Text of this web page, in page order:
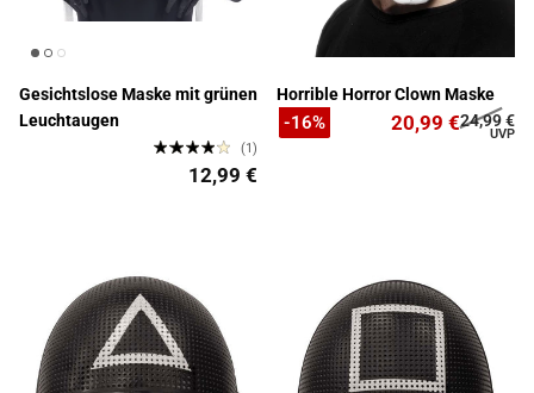
Gesichtslose Maske mit grünen
Leuchtaugen
(1)
12,99 €
Horrible Horror Clown Maske
20,99 €24,99 €
-16%